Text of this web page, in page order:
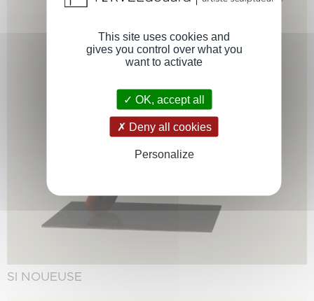
SI NOUEUSE
This site uses cookies and
gives you control over what you
want to activate
OK, accept all
Deny all cookies
Personalize